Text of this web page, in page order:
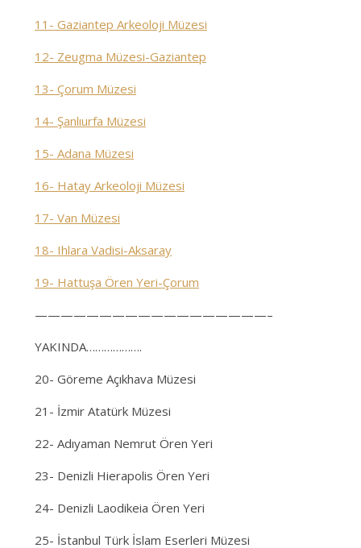
11- Gaziantep Arkeoloji Müzesi
12- Zeugma Müzesi-Gaziantep
13- Çorum Müzesi
14- Şanlıurfa Müzesi
15- Adana Müzesi
16- Hatay Arkeoloji Müzesi
17- Van Müzesi
18- Ihlara Vadisi-Aksaray
19- Hattuşa Ören Yeri-Çorum
——————————————————–
YAKINDA……………….
20- Göreme Açıkhava Müzesi
21- İzmir Atatürk Müzesi
22- Adıyaman Nemrut Ören Yeri
23- Denizli Hierapolis Ören Yeri
24- Denizli Laodikeia Ören Yeri
25- İstanbul Türk İslam Eserleri Müzesi